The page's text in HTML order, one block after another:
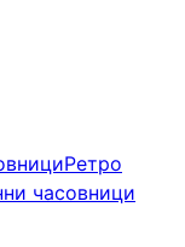
Ретро
часовници